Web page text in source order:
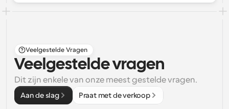
Veelgestelde Vragen
Veelgestelde vragen
Dit zijn enkele van onze meest gestelde vragen.
Aan de slag Praat met de verkoop